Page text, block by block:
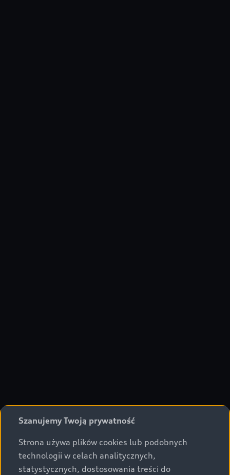
Szanujemy Twoją prywatność
Strona używa plików cookies lub podobnych
technologii w celach analitycznych,
statystycznych, dostosowania treści do